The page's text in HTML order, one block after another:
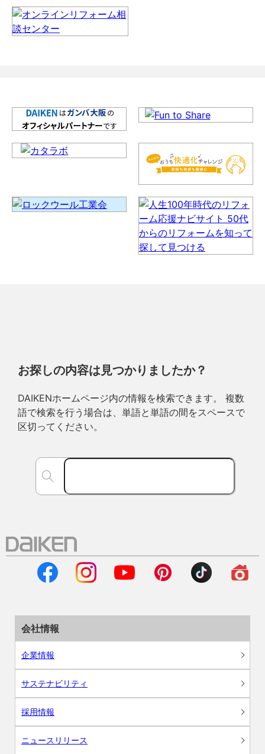
お探しの内容は見つかりましたか？
DAIKENホームページ内の情報を検索できます。 複数
語で検索を行う場合は、単語と単語の間をスペースで
区切ってください。
会社情報
企業情報
サステナビリティ
採用情報
ニュースリリース